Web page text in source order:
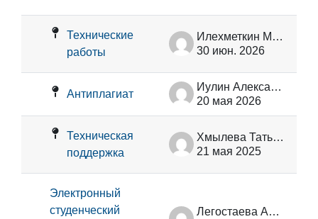
Технические
работы
Илехметкин Максим Павлович
30 июн. 2026
Антиплагиат
Иулин Александр Александрович
20 мая 2026
Техническая
поддержка
Хмылева Татьяна Николаевна
21 мая 2025
Электронный
студенческий
Легостаева Александра Сергеевна